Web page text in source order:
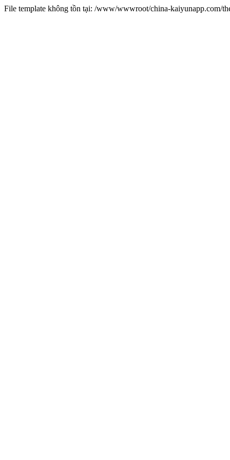
File template không tồn tại: /www/wwwroot/china-kaiyunapp.com/